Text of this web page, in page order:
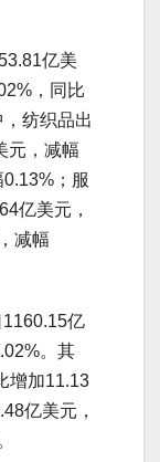
亿美
，同比
纺织品出
元，减幅
；服
亿美元，
减幅
亿
。其
增加11.13
亿美元，